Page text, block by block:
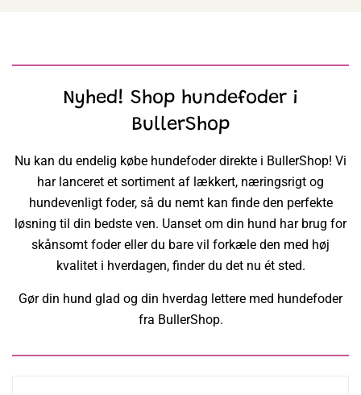
Nyhed! Shop hundefoder i
BullerShop
Nu kan du endelig købe hundefoder direkte i BullerShop! Vi
har lanceret et sortiment af lækkert, næringsrigt og
hundevenligt foder, så du nemt kan finde den perfekte
løsning til din bedste ven. Uanset om din hund har brug for
skånsomt foder eller du bare vil forkæle den med høj
kvalitet i hverdagen, finder du det nu ét sted.
Gør din hund glad og din hverdag lettere med hundefoder
fra BullerShop.